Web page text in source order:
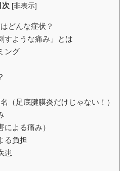
次 [非表示]
どんな症状？
すような痛み」とは
ング
（足底腱膜炎だけじゃない！）
よる痛み）
る負担
患